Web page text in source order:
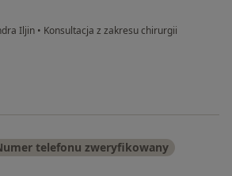
Iljin • Konsultacja z zakresu chirurgii
telefonu zweryfikowany